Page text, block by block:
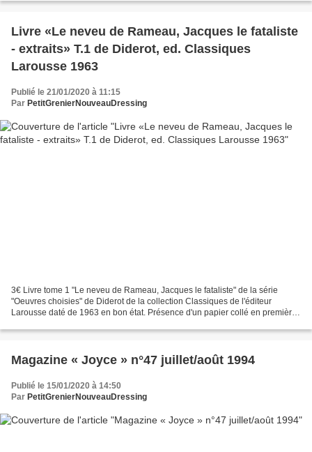
Livre «Le neveu de Rameau, Jacques le fataliste
- extraits» T.1 de Diderot, ed. Classiques
Larousse 1963
Publié le 21/01/2020 à 11:15
Par PetitGrenierNouveauDressing
3€ Livre tome 1 "Le neveu de Rameau, Jacques le fataliste" de la série
"Oeuvres choisies" de Diderot de la collection Classiques de l'éditeur
Larousse daté de 1963 en bon état. Présence d'un papier collé en première
Magazine « Joyce » n°47 juillet/août 1994
Publié le 15/01/2020 à 14:50
Par PetitGrenierNouveauDressing